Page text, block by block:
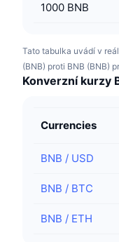
1000 BNB
Tato tabulka uvádí v
(BNB) proti BNB (BNB)
Konverzní kurzy
Currencies
BNB / USD
BNB / BTC
BNB / ETH